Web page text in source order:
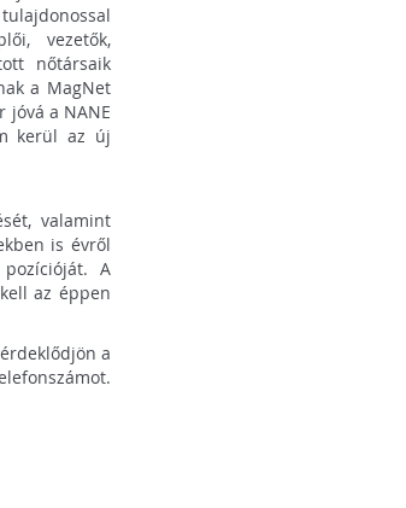
vezetők,
nőtársaik
a MagNet
jóvá a NANE
kerül az új
valamint
is évről
A
az éppen
a